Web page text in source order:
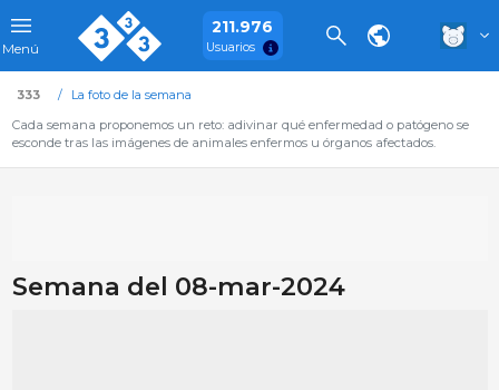
Menú
211.976
Usuarios
333
La foto de la semana
Cada semana proponemos un reto: adivinar qué enfermedad o patógeno se
esconde tras las imágenes de animales enfermos u órganos afectados.
Semana del 08-mar-2024